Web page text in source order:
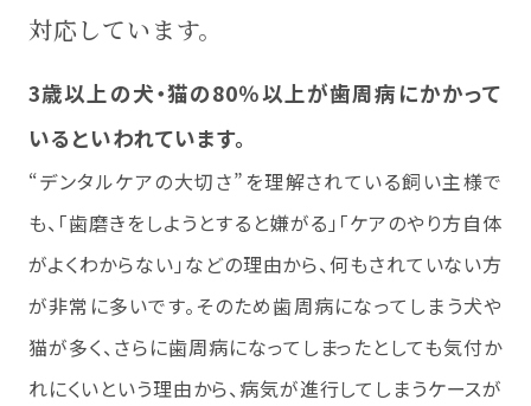
対応しています。
3歳以上の犬・猫の80％以上が歯周病にかかって
いるといわれています。
“デンタルケアの大切さ”を理解されている飼い主様で
も、「歯磨きをしようとすると嫌がる」「ケアのやり方自体
がよくわからない」などの理由から、何もされていない方
が非常に多いです。そのため歯周病になってしまう犬や
猫が多く、さらに歯周病になってしまったとしても気付か
れにくいという理由から、病気が進行してしまうケースが